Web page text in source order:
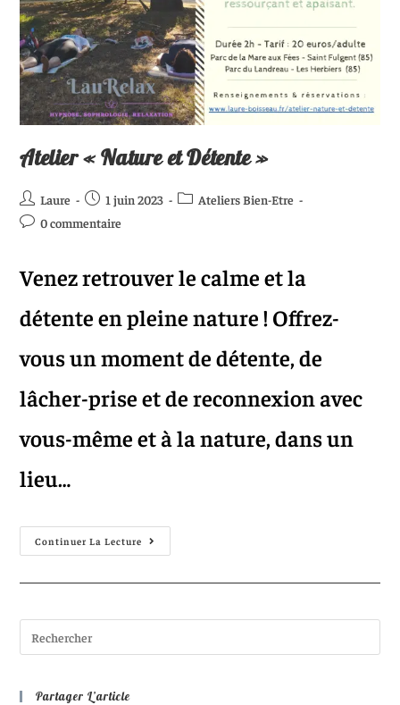
Atelier « Nature et Détente »
Laure 1 juin 2023
Ateliers Bien-Etre
0 commentaire
Venez retrouver le calme et la
détente en pleine nature ! Offrez-
vous un moment de détente, de
lâcher-prise et de reconnexion avec
vous-même et à la nature, dans un
lieu…
Continuer La Lecture
Partager L’article